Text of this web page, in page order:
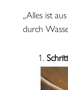
„Alles ist
durch